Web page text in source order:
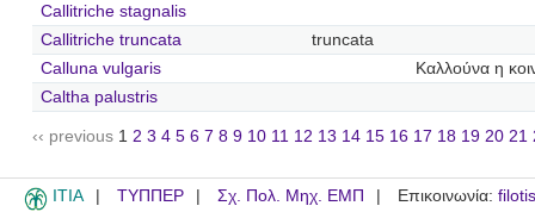
Callitriche stagnalis
Callitriche truncata
truncata
Calluna vulgaris
Καλλούνα η
Caltha palustris
‹‹ previous 1 2 3 4 5 6 7 8 9 10 11 12 13 14 15 16 17 18 19 20 21
ITIA ΤΥΠΠΕΡ Σχ. Πολ. Μηχ. ΕΜΠ Επικοινωνία: